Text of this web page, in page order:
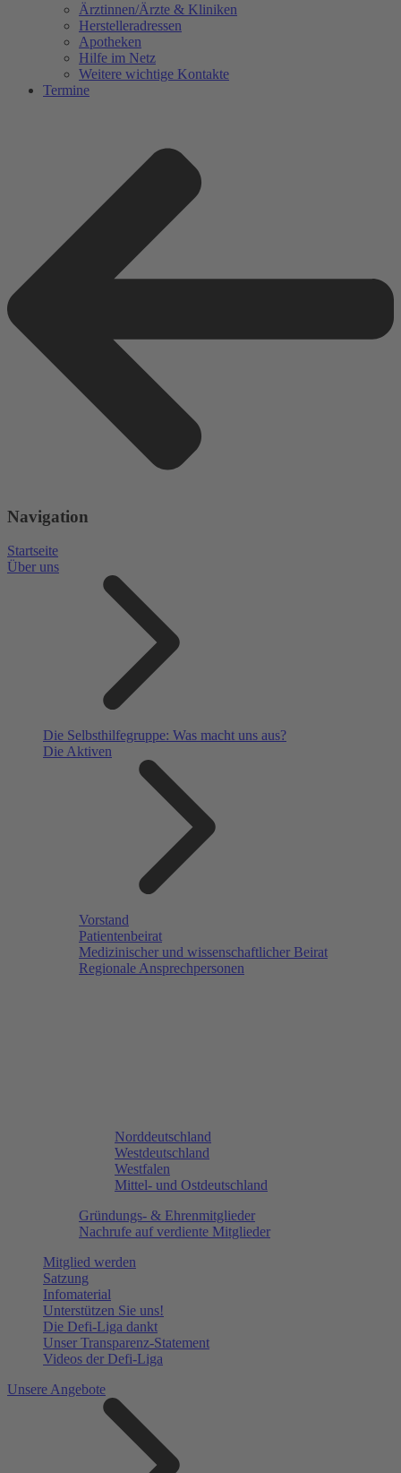
Ärztinnen/Ärzte & Kliniken
Herstelleradressen
Apotheken
Hilfe im Netz
Weitere wichtige Kontakte
Termine
Navigation
Startseite
Über uns
Die Selbsthilfegruppe: Was macht uns aus?
Die Aktiven
Vorstand
Patientenbeirat
Medizinischer und wissenschaftlicher Beirat
Regionale Ansprechpersonen
Norddeutschland
Westdeutschland
Westfalen
Mittel- und Ostdeutschland
Gründungs- & Ehrenmitglieder
Nachrufe auf verdiente Mitglieder
Mitglied werden
Satzung
Infomaterial
Unterstützen Sie uns!
Die Defi-Liga dankt
Unser Transparenz-Statement
Videos der Defi-Liga
Unsere Angebote